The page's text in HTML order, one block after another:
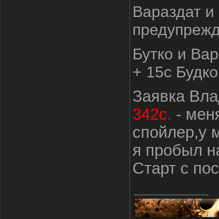
Вараздат
Бутко и
+ 15с Будко
Заявка
342с. -
спойлер,у
я пробыл
Старт с